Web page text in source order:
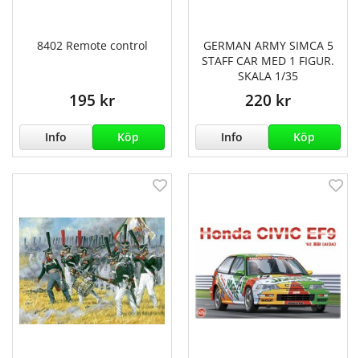
8402 Remote control
195 kr
Info Köp
GERMAN ARMY SIMCA 5
STAFF CAR MED 1 FIGUR.
SKALA 1/35
220 kr
Info Köp